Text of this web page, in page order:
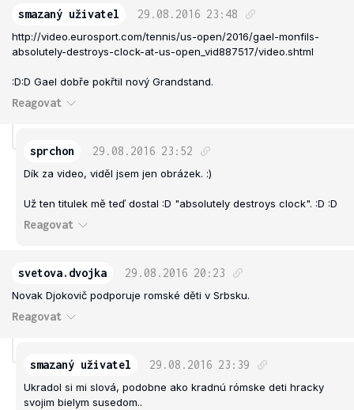
smazaný uživatel 29.08.2016 23:48
http://video.eurosport.com/tennis/us-open/2016/gael-monfils-
absolutely-destroys-clock-at-us-open_vid887517/video.shtml
:D:D Gael dobře pokřtil nový Grandstand.
Reagovat
sprchon 29.08.2016 23:52
Dík za video, viděl jsem jen obrázek. :)
Už ten titulek mě teď dostal :D "absolutely destroys clock". :D :D
Reagovat
svetova.dvojka 29.08.2016 20:23
Novak Djokovič podporuje romské děti v Srbsku.
Reagovat
smazaný uživatel 29.08.2016 23:39
Ukradol si mi slová, podobne ako kradnú rómske deti hracky
svojim bielym susedom..